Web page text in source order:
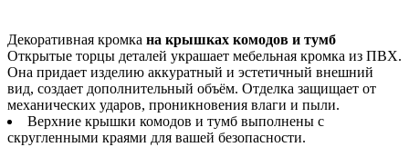
Декоративная кромка на крышках комодов и тумб
Открытые торцы деталей украшает мебельная кромка из ПВХ.
Она придает изделию аккуратный и эстетичный внешний
вид, создает дополнительный объём. Отделка защищает от
механических ударов, проникновения влаги и пыли.
Верхние крышки комодов и тумб выполнены с
скругленными краями для вашей безопасности.